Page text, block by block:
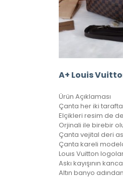
Ürün Açıklaması